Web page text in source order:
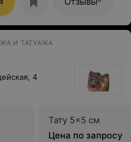
И ТАТУАЖА
4
Тату 5x5 см
Цена по запросу